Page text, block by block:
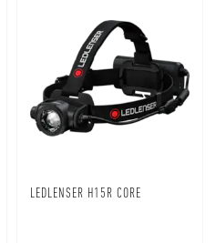
LEDLENSER H15R CORE